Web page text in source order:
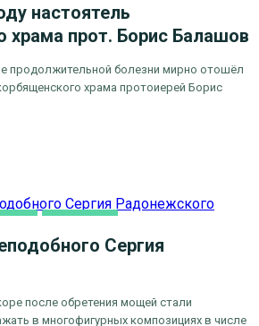
настоятель
храма прот. Борис Балашов
продолжительной болезни мирно отошёл
храма протоиерей Борис
Сергия
после обретения мощей стали
в многофигурных композициях в числе